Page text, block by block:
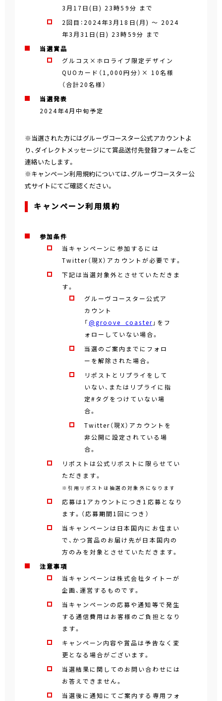
3月17日(日) 23時59分 まで
2回目：2024年3月18日(月) ～ 2024
年3月31日(日) 23時59分 まで
当選賞品
グルコス×ホロライブ限定デザイン
QUOカード（1,000円分）× 10名様
（合計20名様）
当選発表
2024年4月中旬予定
※当選された方にはグルーヴコースター公式アカウントよ
り、ダイレクトメッセージにて賞品送付先登録フォームをご
連絡いたします。
※キャンペーン利用規約については、グルーヴコースター公
式サイトにてご確認ください。
キャンペーン利用規約
参加条件
当キャンペーンに参加するには
Twitter（現X）アカウントが必要です。
下記は当選対象外とさせていただきま
す。
グルーヴコースター公式ア
カウント
「@groove_coaster 」をフ
ォローしていない場合。
当選のご案内までにフォロ
ーを解除された場合。
リポストとリプライをして
いない、またはリプライに指
定#タグをつけていない場
合。
Twitter（現X）アカウントを
非公開に設定されている場
合。
リポストは公式リポストに限らせてい
ただきます。
※引用リポストは抽選の対象外になります
応募は1アカウントにつき1応募となり
ます。（応募期間1回につき）
当キャンペーンは日本国内にお住まい
で、かつ賞品のお届け先が日本国内の
方のみを対象とさせていただきます。
注意事項
当キャンペーンは株式会社タイトーが
企画、運営するものです。
当キャンペーンの応募や通知等で発生
する通信費用はお客様のご負担となり
ます。
キャンペーン内容や賞品は予告なく変
更となる場合がございます。
当選結果に関してのお問い合わせには
お答えできません。
当選後に通知にてご案内する専用フォ